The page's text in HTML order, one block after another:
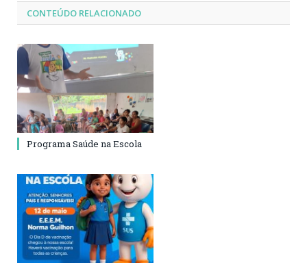
CONTEÚDO RELACIONADO
Programa Saúde na Escola